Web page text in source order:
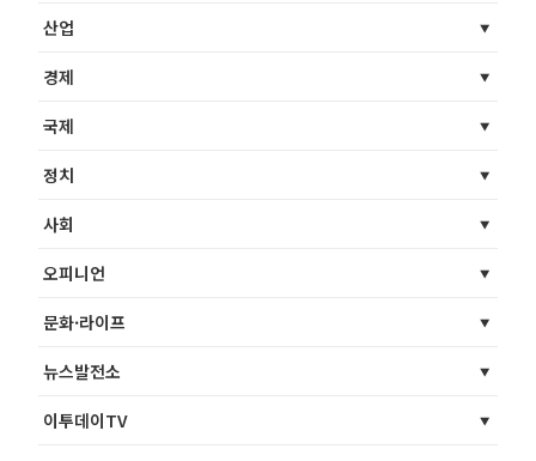
산업
경제
국제
정치
사회
오피니언
문화·라이프
뉴스발전소
이투데이TV